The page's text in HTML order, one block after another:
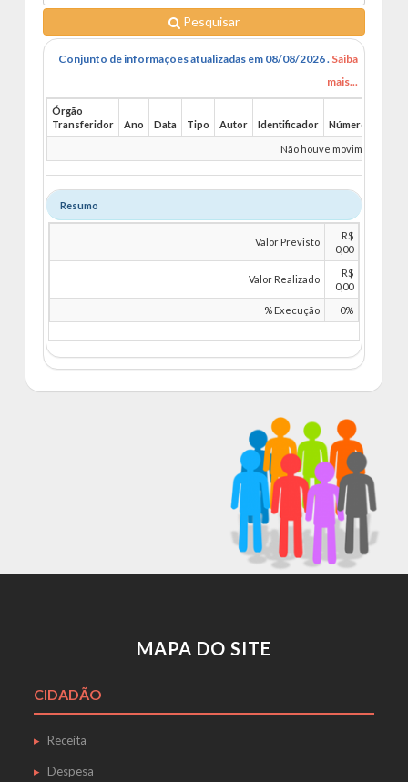
Pesquisar
Conjunto de informações atualizadas em 08/08/2026 . Saiba
mais...
Órgão
Transferidor
Ano Data Tipo Autor Identificador Número
Não houve
Resumo
Valor Previsto
R$
0,00
Valor Realizado
R$
0,00
% Execução
0%
MAPA DO SITE
CIDADÃO
Receita
Despesa